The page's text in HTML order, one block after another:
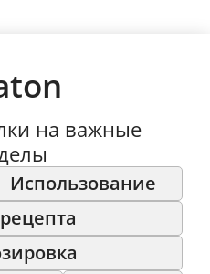
на важные
Использование